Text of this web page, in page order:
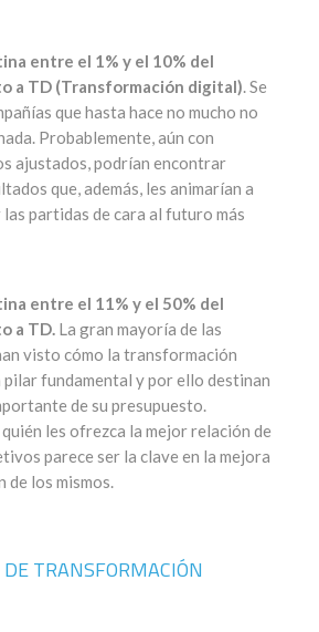
entre el 1% y el 10% del
a TD (Transformación digital). Se
que hasta hace no mucho no
Probablemente, aún con
ajustados, podrían encontrar
que, además, les animarían a
partidas de cara al futuro más
entre el 11% y el 50% del
a TD. La gran mayoría de las
visto cómo la transformación
fundamental y por ello destinan
de su presupuesto.
les ofrezca la mejor relación de
parece ser la clave en la mejora
de los mismos.
TRANSFORMACIÓN